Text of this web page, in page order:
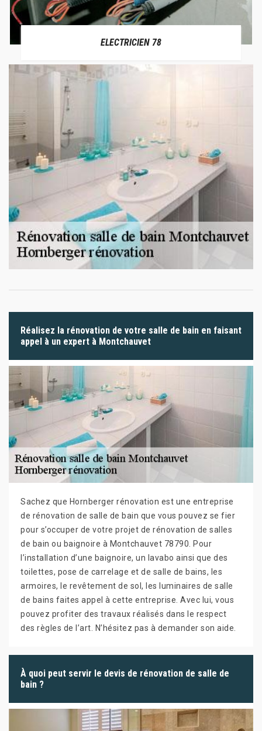
ELECTRICIEN 78
Réalisez la rénovation de votre salle de bain en faisant
appel à un expert à Montchauvet
Sachez que Hornberger rénovation est une entreprise
de rénovation de salle de bain que vous pouvez se fier
pour s’occuper de votre projet de rénovation de salles
de bain ou baignoire à Montchauvet 78790. Pour
l’installation d’une baignoire, un lavabo ainsi que des
toilettes, pose de carrelage et de salle de bains, les
armoires, le revêtement de sol, les luminaires de salle
de bains faites appel à cette entreprise. Avec lui, vous
pouvez profiter des travaux réalisés dans le respect
des règles de l’art. N’hésitez pas à demander son aide.
À quoi peut servir le devis de rénovation de salle de
bain ?